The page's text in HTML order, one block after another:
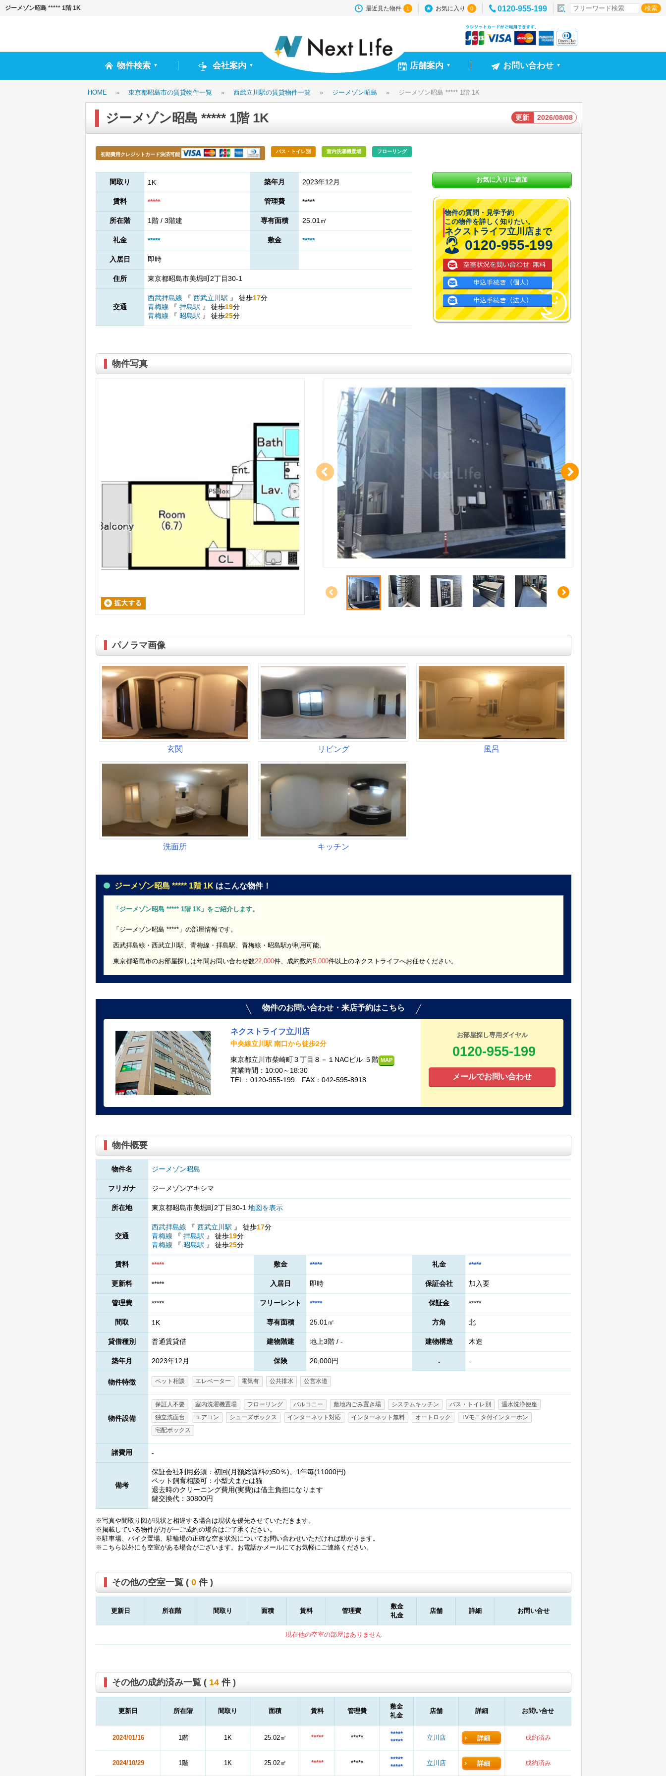
ジーメゾン昭島 ***** 1階 1K 最近見た物件 1 お気に入り 0 0120-955-199
物件検索 ▼ 会社案内 ▼ 店舗案内 ▼ お問い合わせ ▼
HOME » 東京都昭島市の賃貸物件一覧 » 西武立川駅の賃貸物件一覧 » ジーメゾン昭島 » ジーメゾン昭島 ***** 1階 1K
ジーメゾン昭島 ***** 1階 1K 更新 2026/08/08
初期費用クレジットカード決済可能
バス・トイレ別 室内洗濯機置場 フローリング
間取り 1K 築年月 2023年12月
賃料 ***** 管理費 *****
所在階 1階 / 3階建 専有面積 25.01㎡
礼金 ***** 敷金 *****
入居日 即時
住所 東京都昭島市美堀町2丁目30-1
交通
西武拝島線 『 西武立川駅 』 徒歩17分
青梅線
『 拝島駅 』 徒歩19分
青梅線
『 昭島駅 』 徒歩25分
お気に入りに追加
物件の質問・見学予約
この物件を詳しく知りたい。
ネクストライフ立川店まで
0120-955-199
物件写真
パノラマ画像
ジーメゾン昭島 ***** 1階 1K はこんな物件！
「ジーメゾン昭島 ***** 1階 1K」をご紹介します。
「ジーメゾン昭島 *****」の部屋情報です。
西武拝島線・西武立川駅、青梅線・拝島駅、青梅線・昭島駅が利用可能。
東京都昭島市のお部屋探しは年間お問い合わせ数22,000件、成約数約5,000件以上のネクストライフへお任せください。
物件のお問い合わせ・来店予約はこちら
ネクストライフ立川店
中央線立川駅 南口から徒歩2分
東京都立川市柴崎町３丁目８－１NACビル ５階 MAP
営業時間：10:00～18:30
TEL：0120-955-199 FAX：042-595-8918
お部屋探し専用ダイヤル
0120-955-199
メールでお問い合わせ
物件概要
物件名 ジーメゾン昭島
フリガナ ジーメゾンアキシマ
所在地 東京都昭島市美堀町2丁目30-1 地図を表示
交通
西武拝島線 『 西武立川駅 』 徒歩17分
青梅線
『 拝島駅 』 徒歩19分
青梅線
『 昭島駅 』 徒歩25分
賃料 ***** 敷金 ***** 礼金 *****
更新料 ***** 入居日 即時 保証会社 加入要
管理費 ***** フリーレント ***** 保証金 *****
間取 1K 専有面積 25.01㎡ 方角 北
貸借種別 普通賃貸借 建物階建 地上3階 / - 建物構造 木造
築年月 2023年12月 保険 20,000円 - -
物件特徴 ペット相談 エレベーター 電気有 公共排水 公営水道
物件設備
保証人不要 室内洗濯機置場 フローリング バルコニー 敷地内ごみ置き場 システムキッチン バス・トイレ別
温水洗浄便座
独立洗面台
エアコン シューズボックス インターネット対応 インターネット無料 オートロック
TVモニタ付インターホン
宅配ボックス
諸費用 -
備考
保証会社利用必須：初回(月額総賃料の50％)、1年毎(11000円)
ペット飼育相談可：小型犬または猫
退去時のクリーニング費用(実費)は借主負担になります
鍵交換代：30800円
※写真や間取り図が現状と相違する場合は現状を優先させていただきます。
※掲載している物件が万が一ご成約の場合はご了承ください。
※駐車場、バイク置場、駐輪場の正確な空き状況についてお問い合わせいただければ助かります。
※こちら以外にも空室がある場合がございます。お電話かメールにてお気軽にご連絡ください。
その他の空室一覧 ( 0 件 )
更新日 所在階 間取り 面積 賃料 管理費
敷金
礼金
店舗 詳細 お問い合せ
現在他の空室の部屋はありません
その他の成約済み一覧 ( 14 件 )
更新日 所在階 間取り 面積 賃料 管理費
敷金
礼金
店舗 詳細 お問い合せ
2024/01/16 1階 1K 25.02㎡ ***** *****
*****
*****
立川店 詳細 成約済み
2024/10/29 1階 1K 25.02㎡ ***** *****
*****
*****
立川店 詳細 成約済み